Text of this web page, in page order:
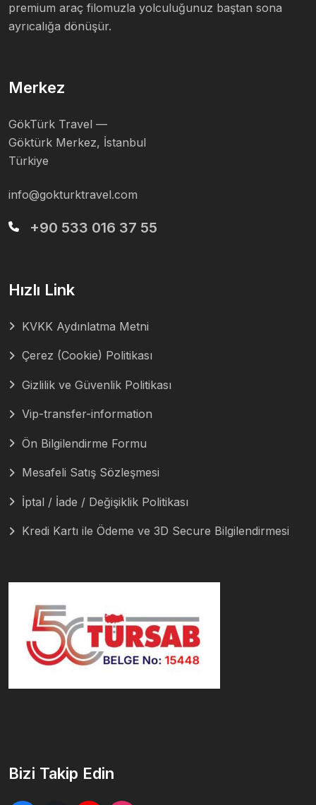
premium araç filomuzla yolculuğunuz baştan sona
ayrıcalığa dönüşür.
Merkez
GökTürk Travel —
Göktürk Merkez, İstanbul
Türkiye
info@gokturktravel.com
+90 533 016 37 55
Hızlı Link
KVKK Aydınlatma Metni
Çerez (Cookie) Politikası
Gizlilik ve Güvenlik Politikası
Vip-transfer-information
Ön Bilgilendirme Formu
Mesafeli Satış Sözleşmesi
İptal / İade / Değişiklik Politikası
Kredi Kartı ile Ödeme ve 3D Secure Bilgilendirmesi
Bizi Takip Edin